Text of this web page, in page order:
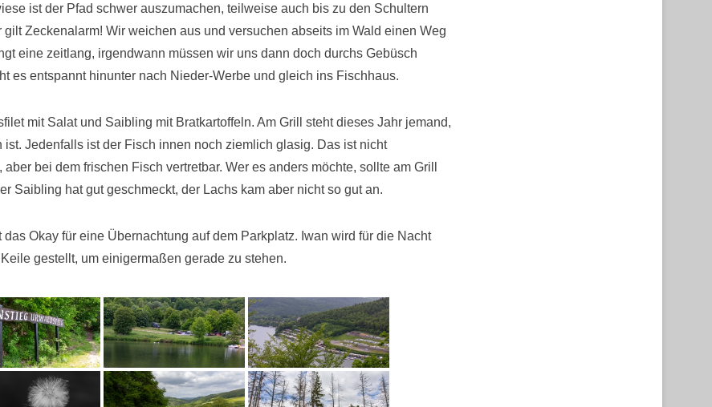
ist der Pfad schwer auszumachen, teilweise auch bis zu den Schultern
gilt Zeckenalarm! Wir weichen aus und versuchen abseits im Wald einen Weg
eine zeitlang, irgendwann müssen wir uns dann doch durchs Gebüsch
es entspannt hinunter nach Nieder-Werbe und gleich ins Fischhaus.
mit Salat und Saibling mit Bratkartoffeln. Am Grill steht dieses Jahr jemand,
ist. Jedenfalls ist der Fisch innen noch ziemlich glasig. Das ist nicht
bei dem frischen Fisch vertretbar. Wer es anders möchte, sollte am Grill
Saibling hat gut geschmeckt, der Lachs kam aber nicht so gut an.
das Okay für eine Übernachtung auf dem Parkplatz. Iwan wird für die Nacht
gestellt, um einigermaßen gerade zu stehen.